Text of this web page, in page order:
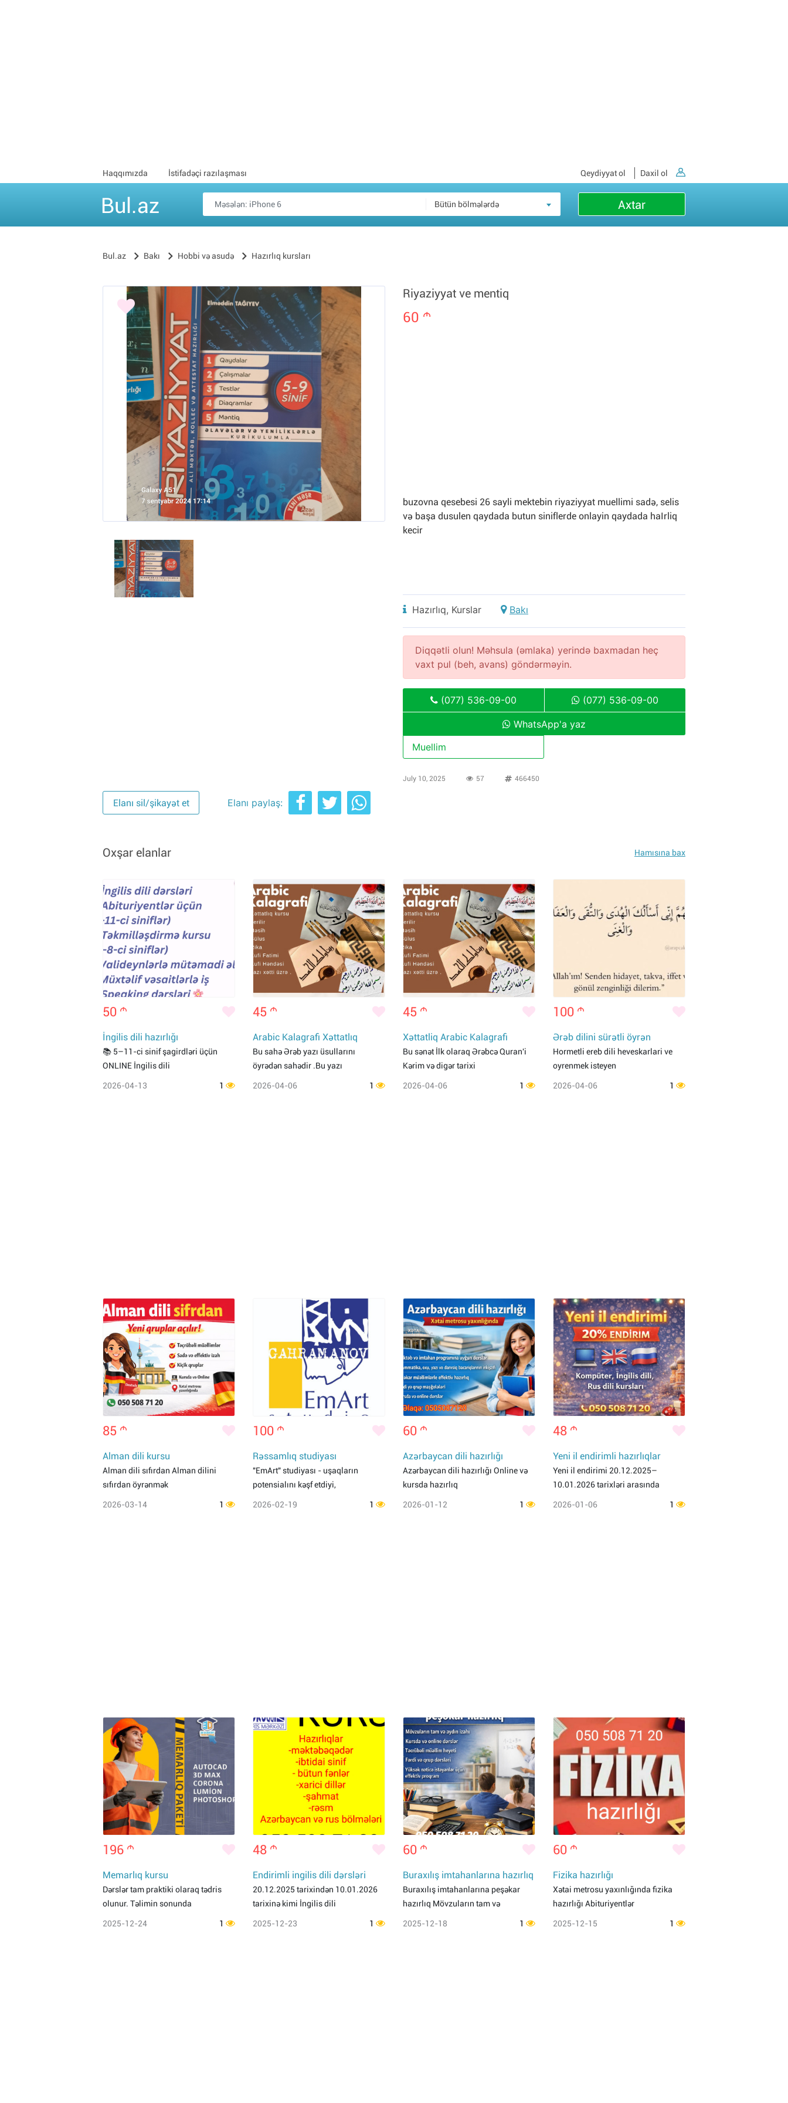
Haqqımızda İstifadəçi razılaşması Qeydiyyat ol Daxil ol
Bul.az Bütün bölmələrdə Axtar
Bul.az Bakı Hobbi və asudə Hazırlıq kursları
Riyaziyyat ve mentiq
60 m
buzovna qesebesi 26 sayli mektebin riyaziyyat muellimi sadə, selis
və başa dusulen qaydada butun siniflerde onlayin qaydada haIrliq
kecir
Hazırlıq, Kurslar Bakı
Diqqətli olun! Məhsula (əmlaka) yerində baxmadan heç
vaxt pul (beh, avans) göndərməyin.
(077) 536-09-00 (077) 536-09-00
WhatsApp'a yaz
Muellim
July 10, 2025 57 466450
Elanı sil/şikayət et Elanı paylaş:
Oxşar elanlar Hamısına bax
50 m
İngilis dili hazırlığı
📚 5–11-ci sinif şagirdləri üçün
ONLINE İngilis dili
2026-04-13 1
45 m
Arabic Kalagrafi Xəttatlıq
Bu sahə Ərəb yazı üsullarını
öyrədən sahədir .Bu yazı
2026-04-06 1
45 m
Xəttatliq Arabic Kalagrafi
Bu sənət İlk olaraq Ərəbcə Quran'i
Kərim və digər tarixi
2026-04-06 1
100 m
Ərəb dilini sürətli öyrən
Hormetli ereb dili heveskarlari ve
oyrenmek isteyen
2026-04-06 1
85 m
Alman dili kursu
Alman dili sıfırdan Alman dilini
sıfırdan öyrənmək
2026-03-14 1
100 m
Rəssamlıq studiyası
"EmArt" studiyası - uşaqların
potensialını kəşf etdiyi,
2026-02-19 1
60 m
Azərbaycan dili hazırlığı
Azərbaycan dili hazırlığı Online və
kursda hazırlıq
2026-01-12 1
48 m
Yeni il endirimli hazırlıqlar
Yeni il endirimi 20.12.2025–
10.01.2026 tarixləri arasında
2026-01-06 1
196 m
Memarlıq kursu
Dərslər tam praktiki olaraq tədris
olunur. Təlimin sonunda
2025-12-24 1
48 m
Endirimli ingilis dili dərsləri
20.12.2025 tarixindən 10.01.2026
tarixinə kimi İngilis dili
2025-12-23 1
60 m
Buraxılış imtahanlarına hazırlıq
Buraxılış imtahanlarına peşəkar
hazırlıq Mövzuların tam və
2025-12-18 1
60 m
Fizika hazırlığı
Xətai metrosu yaxınlığında fizika
hazırlığı Abituriyentlər
2025-12-15 1